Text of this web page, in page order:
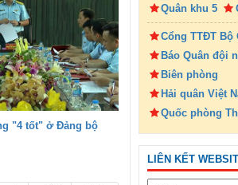
"4 tốt" ở Đảng bộ
Quân khu 5
Cổng TTĐT Bộ
Báo Quân đội
Biên phòng
Hải quân Việt
Quốc phòng
LIÊN KẾT